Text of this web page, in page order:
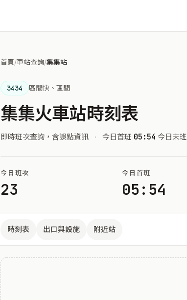
首頁/車站查詢/集集站
3434 區間快、區間
集集火車站時刻表
即時班次查詢，含誤點資訊 · 今日首班 05:54 今日末班
今日班次
23
今日首班
05:54
時刻表 出口與設施 附近站